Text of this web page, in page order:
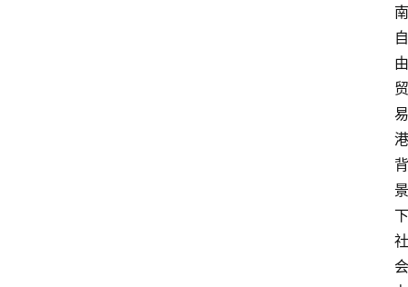
南
自
由
贸
易
港
背
景
下
社
会